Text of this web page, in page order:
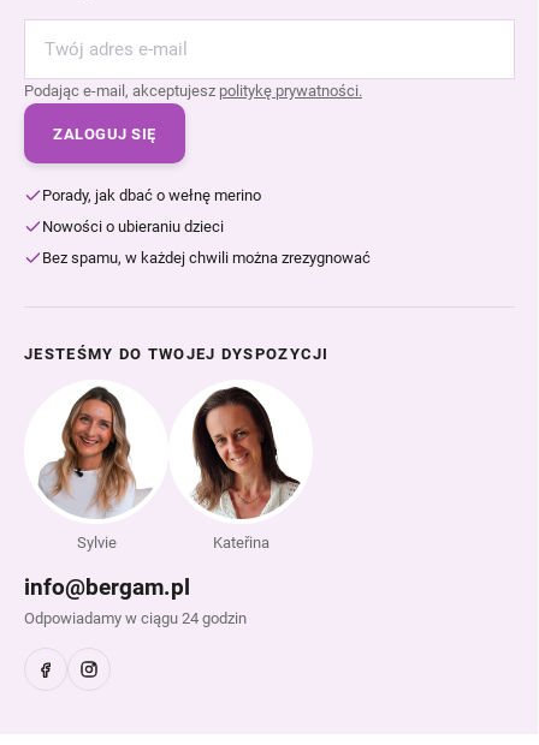
Podając e-mail, akceptujesz politykę prywatności.
ZALOGUJ SIĘ
Porady, jak dbać o wełnę merino
Nowości o ubieraniu dzieci
Bez spamu, w każdej chwili można zrezygnować
JESTEŚMY DO TWOJEJ DYSPOZYCJI
Sylvie Kateřina
info@bergam.pl
Odpowiadamy w ciągu 24 godzin